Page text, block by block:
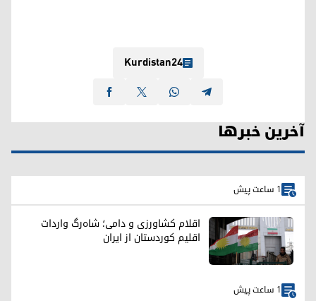
Kurdistan24
آخرین خبرها
1 ساعت پیش
اقلام کشاورزی و دامی؛ شاه‌رگ واردات
اقلیم کوردستان از ایران
1 ساعت پیش